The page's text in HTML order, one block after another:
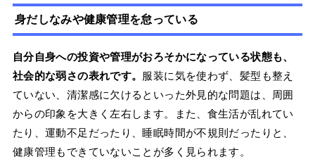
身だしなみや健康管理を怠っている
自分自身への投資や管理がおろそかになっている状態も、
社会的な弱さの表れです。 服装に気を使わず、髪型も整え
ていない、清潔感に欠けるといった外見的な問題は、周囲
からの印象を大きく左右します。また、食生活が乱れてい
たり、運動不足だったり、睡眠時間が不規則だったりと、
健康管理もできていないことが多く見られます。